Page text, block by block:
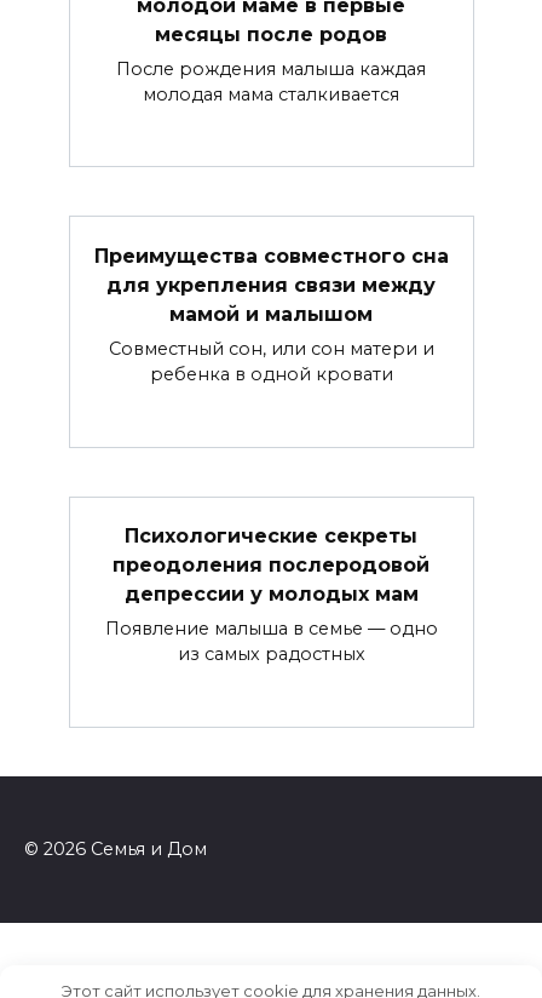
месяцы после родов
После рождения малыша каждая
молодая мама сталкивается
Преимущества совместного сна
для укрепления связи между
мамой и малышом
Совместный сон, или сон матери и
ребенка в одной кровати
Психологические секреты
преодоления послеродовой
депрессии у молодых мам
Появление малыша в семье — одно
из самых радостных
© 2026 Семья и Дом
Этот сайт использует cookie для хранения данных.